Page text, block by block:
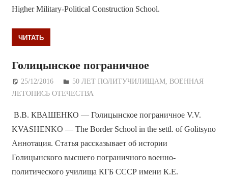
Higher Military-Political Construction School.
ЧИТАТЬ
Голицынское пограничное
25/12/2016 Дежурный по Редакции
50 ЛЕТ ПОЛИТУЧИЛИЩАМ,ВОЕННАЯ
ЛЕТОПИСЬ ОТЕЧЕСТВА
В.В. КВАШЕНКО — Голицынское пограничное V.V.
KVASHENKO — The Border School in the settl. of Golitsyno
Аннотация. Статья рассказывает об истории
Голицынского высшего пограничного военно-
политического училища КГБ СССР имени К.Е.